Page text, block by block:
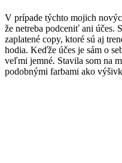
V prípade týchto mojich
že netreba podceniť ani účes.
zaplatené copy, ktoré sú aj
hodia. Keďže účes je sám o
veľmi jemné. Stavila som na
podobnými farbami ako